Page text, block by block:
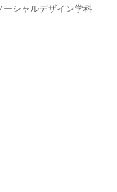
ーシャルデザイン学科